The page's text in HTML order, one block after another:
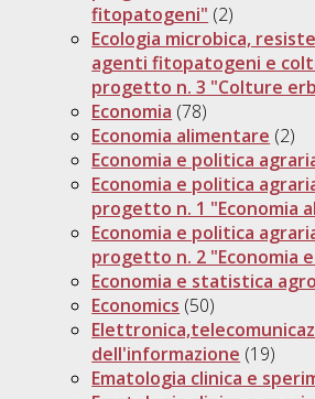
fitopatogeni" (2)
Ecologia microbica,
agenti fitopatogeni e
progetto n. 3 "Colture
Economia (78)
Economia alimentare (2)
Economia e politica
Economia e politica
progetto n. 1 "Economia
Economia e politica
progetto n. 2 "Economia
Economia e statistica
Economics (50)
dell'informazione (19)
Ematologia clinica e